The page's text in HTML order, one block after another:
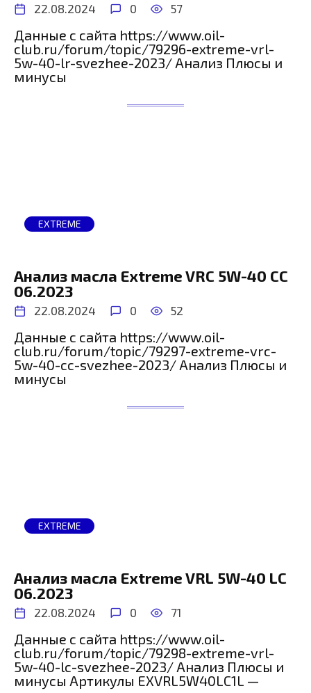
22.08.2024 0 57
Данные с сайта https://www.oil-
club.ru/forum/topic/79296-extreme-vrl-
5w-40-lr-svezhee-2023/ Анализ Плюсы и
минусы
EXTREME
Анализ масла Extreme VRC 5W-40 CC
06.2023
22.08.2024 0 52
Данные с сайта https://www.oil-
club.ru/forum/topic/79297-extreme-vrc-
5w-40-cc-svezhee-2023/ Анализ Плюсы и
минусы
EXTREME
Анализ масла Extreme VRL 5W-40 LC
06.2023
22.08.2024 0 71
Данные с сайта https://www.oil-
club.ru/forum/topic/79298-extreme-vrl-
5w-40-lc-svezhee-2023/ Анализ Плюсы и
минусы Артикулы EXVRL5W40LC1L —